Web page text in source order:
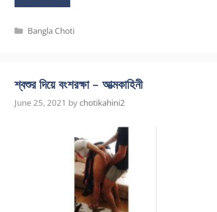
Categories
Bangla Choti
শ্বশুর দিয়ে বংশরক্ষা – আত্মকাহিনী
June 25, 2021 by chotikahini2